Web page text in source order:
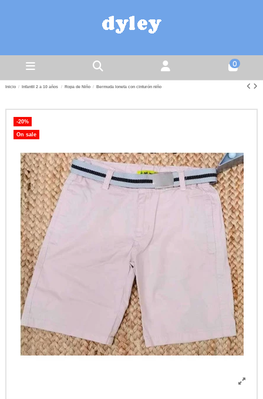
0
Inicio Infantil 2 a 10 años Ropa de Niño Bermuda loneta con cinturón niño
-20%
On sale